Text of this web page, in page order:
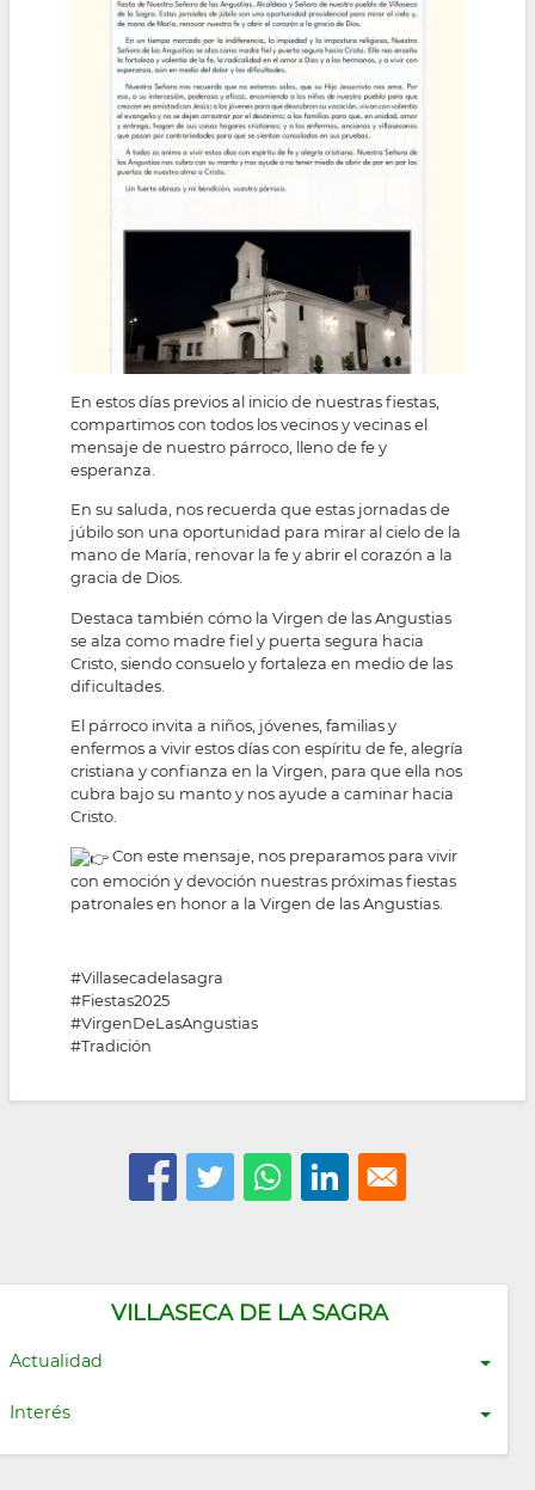
VILLASECA DE LA SAGRA
Actualidad
Interés
En estos días previos al inicio de nuestras fiestas,
compartimos con todos los vecinos y vecinas el
mensaje de nuestro párroco, lleno de fe y
esperanza.
En su saluda, nos recuerda que estas jornadas de
júbilo son una oportunidad para mirar al cielo de la
mano de María, renovar la fe y abrir el corazón a la
gracia de Dios.
Destaca también cómo la Virgen de las Angustias
se alza como madre fiel y puerta segura hacia
Cristo, siendo consuelo y fortaleza en medio de las
dificultades.
El párroco invita a niños, jóvenes, familias y
enfermos a vivir estos días con espíritu de fe, alegría
cristiana y confianza en la Virgen, para que ella nos
cubra bajo su manto y nos ayude a caminar hacia
Cristo.
Con este mensaje, nos preparamos para vivir
con emoción y devoción nuestras próximas fiestas
patronales en honor a la Virgen de las Angustias.
#Villasecadelasagra
#Fiestas2025
#VirgenDeLasAngustias
#Tradición